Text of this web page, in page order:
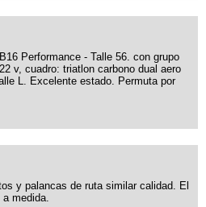
Performance - Talle 56. con grupo
v, cuadro: triatlon carbono dual aero
L. Excelente estado. Permuta por
y palancas de ruta similar calidad. El
medida.